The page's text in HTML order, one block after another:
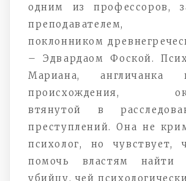
одним из профессоров,
преподавателем,
поклонником
– Эдвардаом Фоской.
Мариана, англичанка
происхождения,
втянутой в
преступлений. Она не
психолог, но чувствует,
помочь властям найти
убийцу, чей